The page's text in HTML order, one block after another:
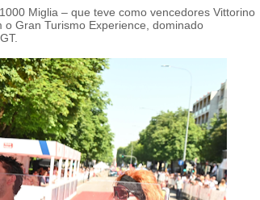
Miglia – que teve como vencedores Vittorino
Gran Turismo Experience, dominado